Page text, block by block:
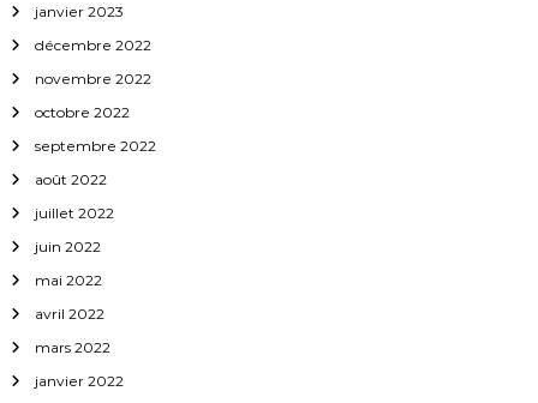
janvier 2023
décembre 2022
novembre 2022
octobre 2022
septembre 2022
août 2022
juillet 2022
juin 2022
mai 2022
avril 2022
mars 2022
janvier 2022